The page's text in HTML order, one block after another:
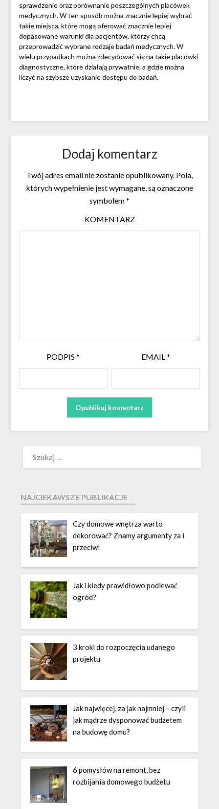
sprawdzenie oraz porównanie poszczególnych placówek
medycznych. W ten sposób można znacznie lepiej wybrać
takie miejsca, które mogą oferować znacznie lepiej
dopasowane warunki dla pacjentów, którzy chcą
przeprowadzić wybrane rodzaje badań medycznych. W
wielu przypadkach można zdecydować się na takie placówki
diagnostyczne, które działają prywatnie, a gdzie można
liczyć na szybsze uzyskanie dostępu do badań.
Dodaj komentarz
Twój adres email nie zostanie opublikowany. Pola,
których wypełnienie jest wymagane, są oznaczone
symbolem*
KOMENTARZ
PODPIS* EMAIL*
NAJCIEKAWSZE PUBLIKACJE
Czy domowe wnętrza warto
dekorować? Znamy argumenty za i
przeciw!
Jak i kiedy prawidłowo podlewać
ogród?
3 kroki do rozpoczęcia udanego
projektu
Jak najwięcej, za jak najmniej – czyli
jak mądrze dysponować budżetem
na budowę domu?
6 pomysłów na remont, bez
rozbijania domowego budżetu